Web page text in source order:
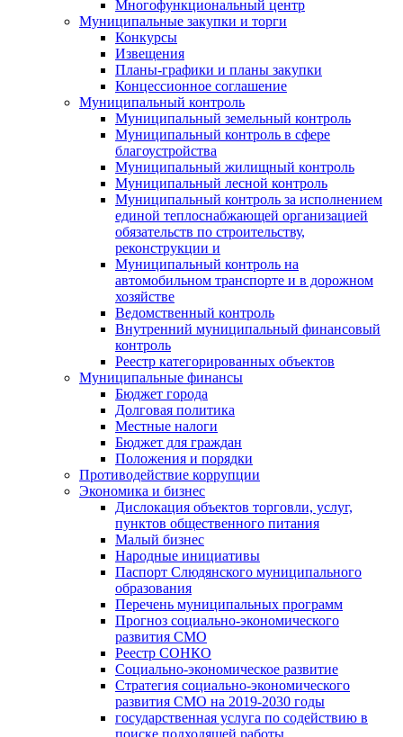
Многофункциональный центр
Муниципальные закупки и торги
Конкурсы
Извещения
Планы-графики и планы закупки
Концессионное соглашение
Муниципальный контроль
Муниципальный земельный контроль
Муниципальный контроль в сфере
благоустройства
Муниципальный жилищный контроль
Муниципальный лесной контроль
Муниципальный контроль за исполнением
единой теплоснабжающей организацией
обязательств по строительству,
реконструкции и
Муниципальный контроль на
автомобильном транспорте и в дорожном
хозяйстве
Ведомственный контроль
Внутренний муниципальный финансовый
контроль
Реестр категорированных объектов
Муниципальные финансы
Бюджет города
Долговая политика
Местные налоги
Бюджет для граждан
Положения и порядки
Противодействие коррупции
Экономика и бизнес
Дислокация объектов торговли, услуг,
пунктов общественного питания
Малый бизнес
Народные инициативы
Паспорт Слюдянского муниципального
образования
Перечень муниципальных программ
Прогноз социально-экономического
развития СМО
Реестр СОНКО
Социально-экономическое развитие
Стратегия социально-экономического
развития СМО на 2019-2030 годы
государственная услуга по содействию в